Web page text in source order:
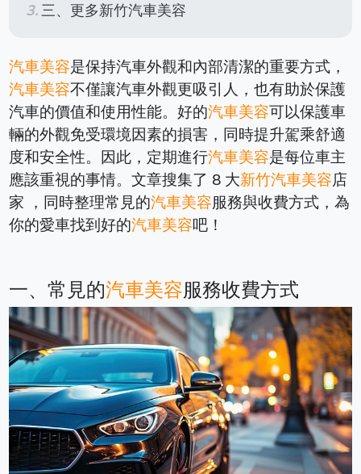
三、更多新竹汽車美容
汽車美容是保持汽車外觀和內部清潔的重要方式，
汽車美容不僅讓汽車外觀更吸引人，也有助於保護
汽車的價值和使用性能。好的汽車美容可以保護車
輛的外觀免受環境因素的損害，同時提升駕乘舒適
度和安全性。因此，定期進行汽車美容是每位車主
應該重視的事情。文章搜集了 8 大新竹汽車美容店
家 ，同時整理常見的汽車美容服務與收費方式，為
你的愛車找到好的汽車美容吧！
一、常見的汽車美容服務收費方式